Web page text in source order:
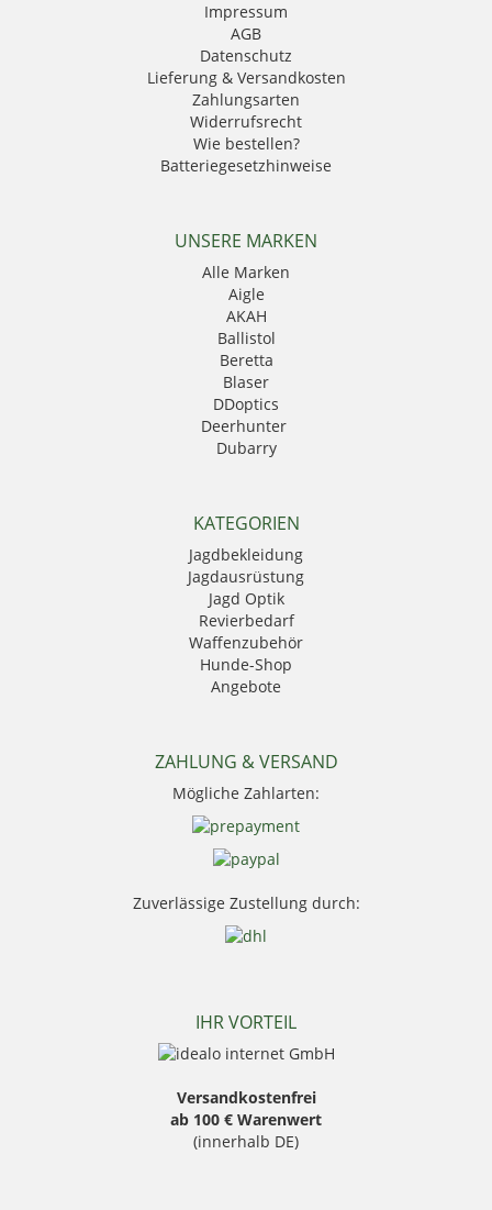
Impressum
AGB
Datenschutz
Lieferung & Versandkosten
Zahlungsarten
Widerrufsrecht
Wie bestellen?
Batteriegesetzhinweise
UNSERE MARKEN
Alle Marken
Aigle
AKAH
Ballistol
Beretta
Blaser
DDoptics
Deerhunter
Dubarry
GPO
Härkila
HikMicro
Hubertus
Kahles
Krawattendackel
Leica
Mauser
Mjoelner Hunting
NRA Fud
Sauer
Seeland
Skogen
Stanley
Thermo Function
Weisskirchen Locker
KATEGORIEN
Jagdbekleidung
Jagdausrüstung
Jagd Optik
Revierbedarf
Waffenzubehör
Hunde-Shop
Angebote
ZAHLUNG & VERSAND
Mögliche Zahlarten:
Zuverlässige Zustellung durch:
IHR VORTEIL
Versandkostenfrei
ab 100 € Warenwert
(innerhalb DE)